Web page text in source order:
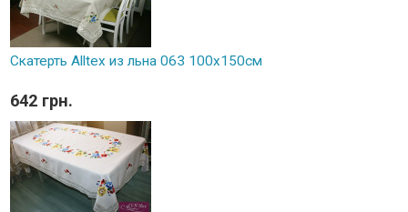
Скатерть Alltex из льна 063 100x150см
642 грн.